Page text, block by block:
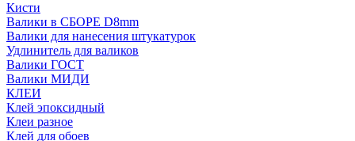
Кисти
Валики в СБОРЕ D8mm
Валики для нанесения штукатурок
Удлинитель для валиков
Валики ГОСТ
Валики МИДИ
КЛЕИ
Клей эпоксидный
Клеи разное
Клей для обоев